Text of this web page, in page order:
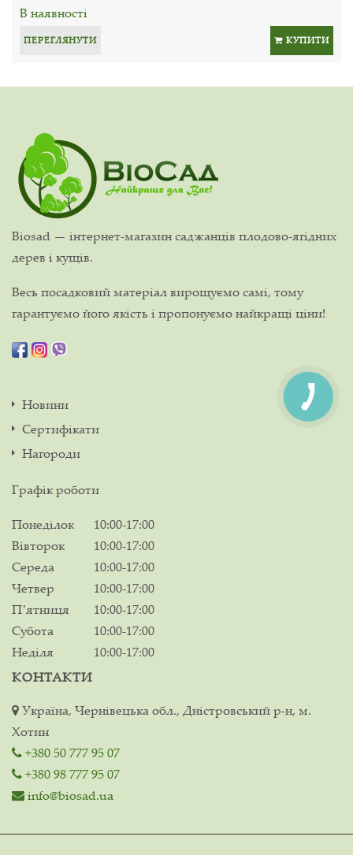
В наявності
ПЕРЕГЛЯНУТИ КУПИТИ
Biosad — інтернет-магазин саджанців плодово-ягідних
дерев і кущів.
Весь посадковий матеріал вирощуємо самі, тому
гарантуємо його якість і пропонуємо найкращі ціни!
Новини
Сертифікати
Нагороди
Графік роботи
Понеділок
10:00-17:00
Вівторок
10:00-17:00
Середа
10:00-17:00
Четвер
10:00-17:00
Пʼятниця
10:00-17:00
Субота
10:00-17:00
Неділя
10:00-17:00
КОНТАКТИ
Україна, Чернівецька обл., Дністровський р-н, м.
Хотин
+380 50 777 95 07
+380 98 777 95 07
info@biosad.ua